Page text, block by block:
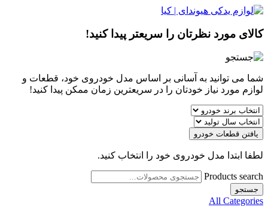
کالای مورد نظرتان را سریعتر پیدا کنید!
شما می توانید به آسانی بر اساس مدل خودروی خود، قطعات و
لوازم مورد نیاز خودتان را در سریعترین زمان ممکن پیدا کنید!
یافتن قطعات خودرو
لطفا ابتدا مدل خودروی خود را انتخاب کنید.
Products search
جستجو
All Categories